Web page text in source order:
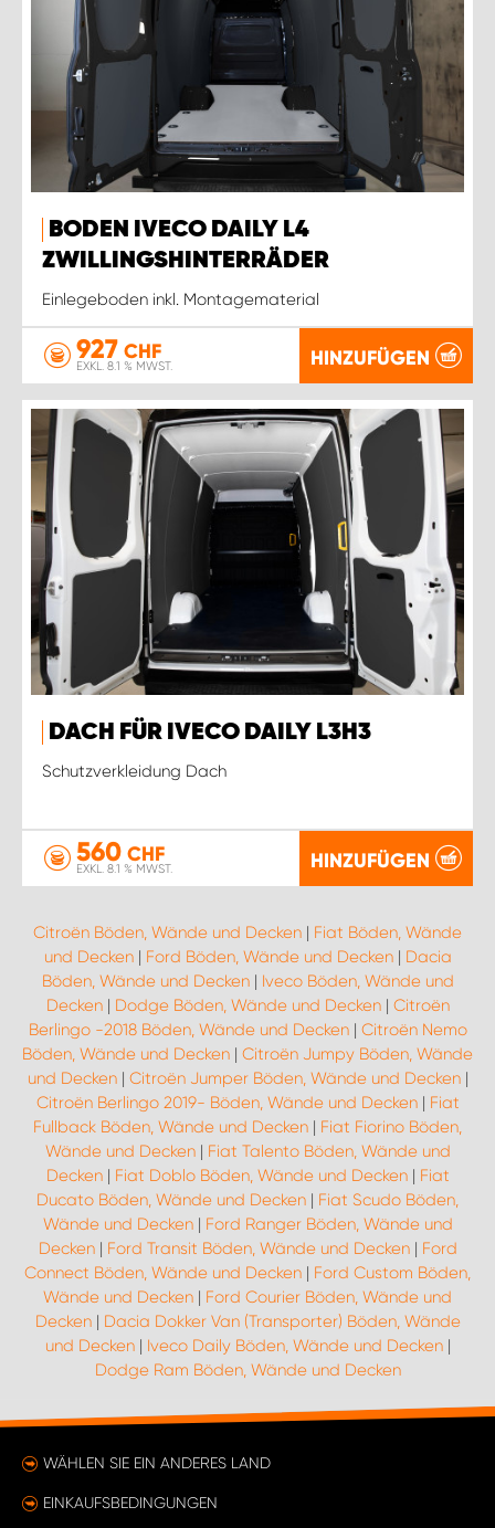
BODEN IVECO DAILY L4
ZWILLINGSHINTERRÄDER
Einlegeboden inkl. Montagematerial
927 CHF
EXKL. 8.1 % MWST. HINZUFÜGEN
DACH FÜR IVECO DAILY L3H3
Schutzverkleidung Dach
560 CHF
EXKL. 8.1 % MWST. HINZUFÜGEN
Citroën Böden, Wände und Decken | Fiat Böden, Wände
und Decken| Ford Böden, Wände und Decken| Dacia
Böden, Wände und Decken| Iveco Böden, Wände und
Decken| Dodge Böden, Wände und Decken| Citroën
Berlingo -2018 Böden, Wände und Decken| Citroën Nemo
Böden, Wände und Decken | Citroën Jumpy Böden, Wände
und Decken| Citroën Jumper Böden, Wände und Decken|
Citroën Berlingo 2019- Böden, Wände und Decken| Fiat
Fullback Böden, Wände und Decken | Fiat Fiorino Böden,
Wände und Decken| Fiat Talento Böden, Wände und
Decken| Fiat Doblo Böden, Wände und Decken| Fiat
Ducato Böden, Wände und Decken | Fiat Scudo Böden,
Wände und Decken| Ford Ranger Böden, Wände und
Decken| Ford Transit Böden, Wände und Decken| Ford
Connect Böden, Wände und Decken | Ford Custom Böden,
Wände und Decken | Ford Courier Böden, Wände und
Decken| Dacia Dokker Van (Transporter) Böden, Wände
und Decken| Iveco Daily Böden, Wände und Decken|
Dodge Ram Böden, Wände und Decken
WÄHLEN SIE EIN ANDERES LAND
EINKAUFSBEDINGUNGEN